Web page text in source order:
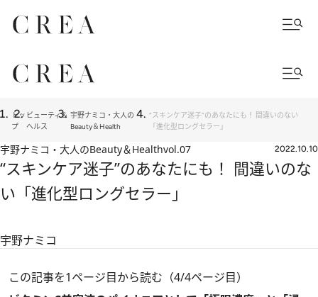
トッ
プ
ビューティ＆
ヘルス
宇野ナミコ・大人の
Beauty＆Health
“スキンケア迷子”のあなたにも！ 間違いのない
「進化型ロングセラー」
宇野ナミコ・大人のBeauty＆Healthvol.07 2022.10.10
“スキンケア迷子”のあなたにも！ 間違いのな
い「進化型ロングセラー」
宇野ナミコ
この記事を1ページ目から読む（4/4ページ目）